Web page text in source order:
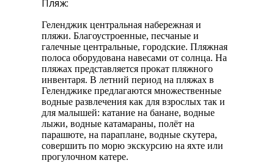
Пляж:
Геленджик центральная набережная и
пляжи. Благоустроенные, песчаные и
галечные центральные, городские. Пляжная
полоса оборудована навесами от солнца. На
пляжах представляется прокат пляжного
инвентаря. В летний период на пляжах в
Геленджике предлагаются множественные
водные развлечения как для взрослых так и
для малышей: катание на банане, водные
лыжи, водные катамараны, полёт на
парашюте, на параплане, водные скутера,
совершить по морю экскурсию на яхте или
прогулочном катере.